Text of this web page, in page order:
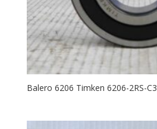
Balero 6206 Timken 6206-2RS-C3